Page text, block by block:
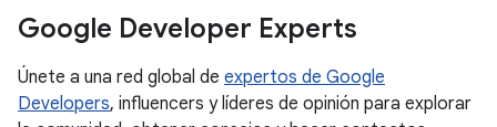
Google Developer Experts
Únete a una red global de expertos de Google
Developers, influencers y líderes de opinión para explorar